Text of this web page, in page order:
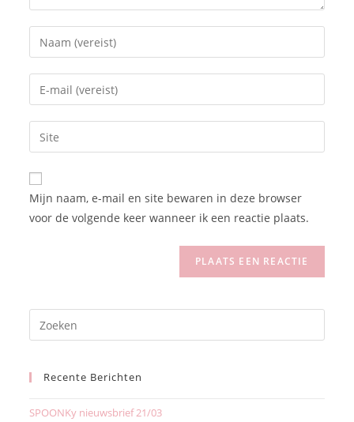
Mijn naam, e-mail en site bewaren in deze browser
voor de volgende keer wanneer ik een reactie plaats.
Recente Berichten
SPOONKy nieuwsbrief 21/03